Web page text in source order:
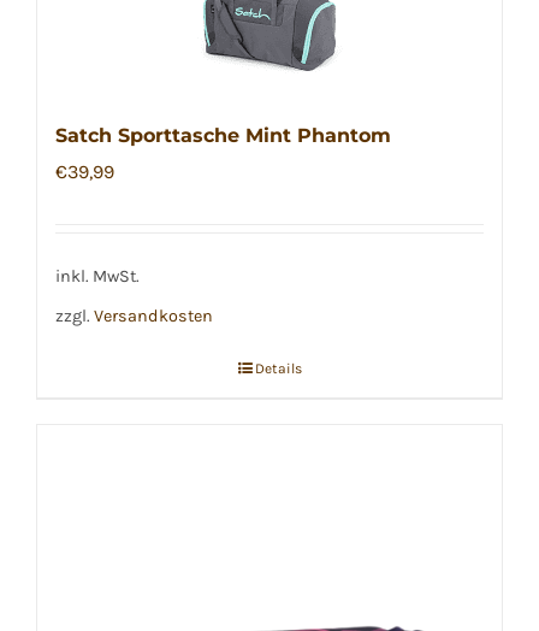
Satch Sporttasche Mint Phantom
€39,99
inkl. MwSt.
zzgl. Versandkosten
Details